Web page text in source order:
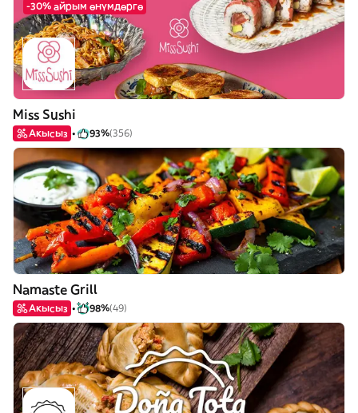
-30% айрым өнүмдөргө
Miss Sushi
Акысыз 93%(356)
Namaste Grill
Акысыз 98%(49)